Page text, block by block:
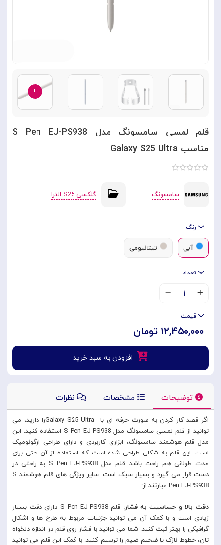
۱+
قلم لمسی سامسونگ مدل S Pen EJ-PS938
مناسب Galaxy S25 Ultra
سامسونگ گلکسی S25 الترا
رنگ
آبی تیتانیومی
تعداد
۱
قیمت
۱۲,۴۵۰,۰۰۰ تومان
افزودن به سبد خرید
توضیحات مشخصات نظرات
اگر قصد کار کردن به صورت حرفه ای با Galaxy S25 Ultraرا دارید، می
توانید از قلم لمسی سامسونگ مدل S Pen EJ-PS938 استفاده کنید. این
مدل قلم هوشمند سامسونگ، ابزاری کاربردی و دارای طراحی ارگونومیک
است. این قلم به شکلی طراحی شده است که استفاده از آن حتی برای
مدت طولانی هم راحت باشد. قلم مدل S Pen EJ-PS938 به راحتی در
دست قرار می گیرد و بسیار سبک است. سایر ویژگی های قلم هوشمند S
Pen EJ-PS938 عبارتند از:
دقت بالا و حساسیت به فشار:
قلم S Pen EJ-PS938 دارای دقت بسیار
زیادی است و با کمک آن می توانید جزئیات مربوط به طرح ها و اشکال
گرافیکی را بهتر ثبت کنید. شما می توانید با فشار روی قلم در اندازه دلخواه
تان، خطوط نازک یا ضخیم ضیم را ترسیم کنید. با کمک این قلم می توانید